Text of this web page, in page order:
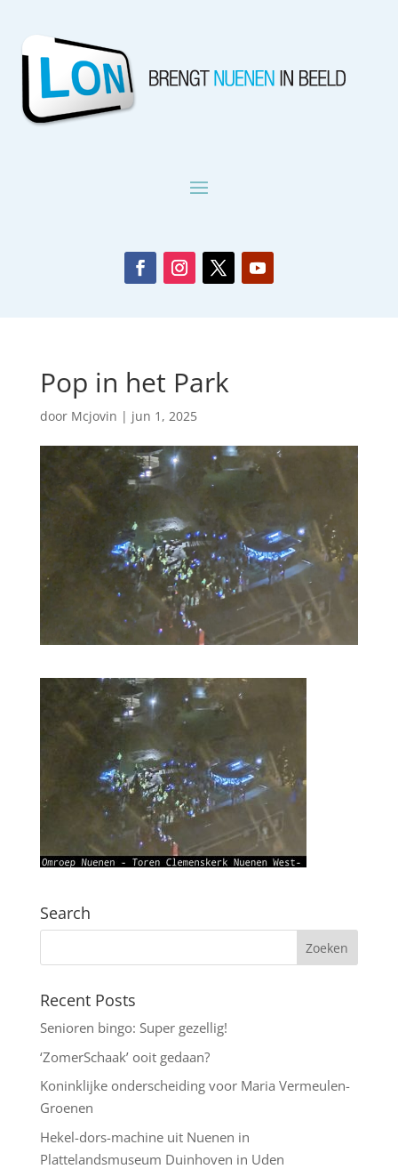
Pop in het Park
door Mcjovin | jun 1, 2025
Search
Recent Posts
Senioren bingo: Super gezellig!
‘ZomerSchaak’ ooit gedaan?
Koninklijke onderscheiding voor Maria Vermeulen-
Groenen
Hekel-dors-machine uit Nuenen in
Plattelandsmuseum Duinhoven in Uden